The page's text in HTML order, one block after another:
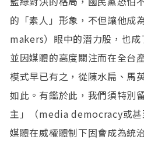
的「素人」形象，不但讓他成
makers）眼中的潛力股，也成
並因媒體的高度關注而在全台
模式早已有之，從陳水扁、馬
如此。有鑑於此，我們須特別
主」（media democracy或
媒體在威權體制下固會成為統